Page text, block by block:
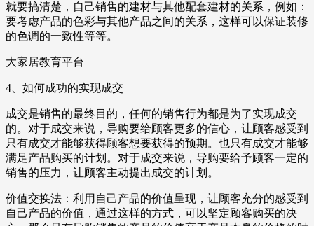
就要搞清楚，自己销售的建材与其他配套建材的关系，例如：
要考虑产品的色彩与其他产品之间的关系，这样可以保证装修
的色调的一致性等等。
大家居教育平台
4、如何成功的实现成交
成交是销售的最终目的，任何的销售行为都是为了实现成交
的。对于成交来说，导购要给顾客更多的信心，让顾客感受到
只有成交才能够获得顾客想要获得的预期。也只有成交才能够
满足产品购买的计划。对于成交来说，导购要给予顾客一定的
销售的压力，让顾客主动提出成交的计划。
价值交换法：利用自己产品的价值呈现，让顾客充分的感受到
自己产品的价值，通过这样的方式，可以坚定顾客购买的决